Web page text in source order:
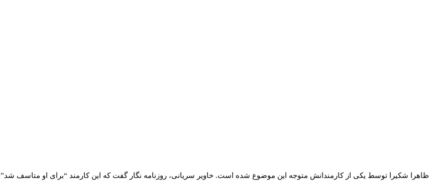
ظاهرا شکیرا توسط یکی از کارمندانش متوجه این موضوع شده است. خاویر سریانی، روزنامه‌ نگار گفت که این کارمند “برای او متاسف شد”